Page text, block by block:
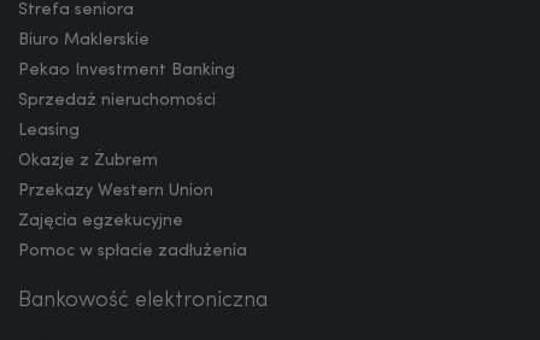
Strefa seniora
Biuro Maklerskie
Pekao Investment Banking
Sprzedaż nieruchomości
Leasing
Okazje z Żubrem
Przekazy Western Union
Zajęcia egzekucyjne
Pomoc w spłacie zadłużenia
Bankowość elektroniczna